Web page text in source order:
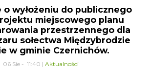
o wyłożeniu do publicznego
miejscowego planu
przestrzennego dla
sołectwa Międzybrodzie
w gminie Czernichów.
06 Sie - 11:40 | Aktualności